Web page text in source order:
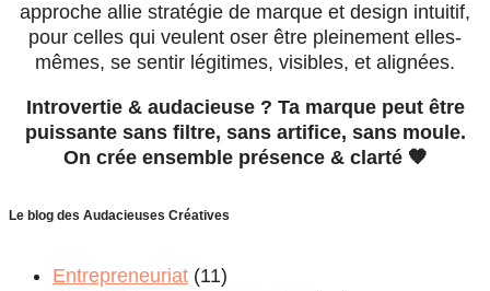
approche allie stratégie de marque et design intuitif,
pour celles qui veulent oser être pleinement elles-
mêmes, se sentir légitimes, visibles, et alignées.
Introvertie & audacieuse ? Ta marque peut être
puissante sans filtre, sans artifice, sans moule.
On crée ensemble présence & clarté 🧡
Le blog des Audacieuses Créatives
Entrepreneuriat (11)